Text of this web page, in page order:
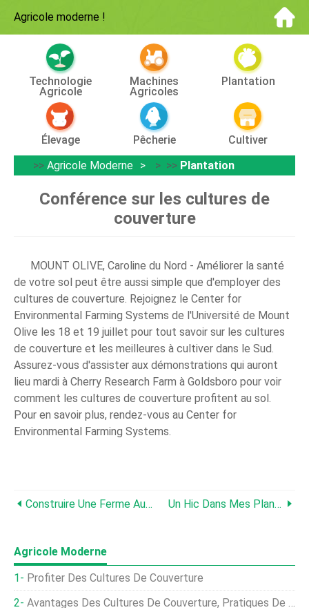
Agricole moderne !
Technologie
Agricole
Machines
Agricoles
Plantation
Élevage Pêcherie
Cultiver
>> Agricole Moderne > >> Plantation
Conférence sur les cultures de
couverture
MOUNT OLIVE, Caroline du Nord - Améliorer la santé
de votre sol peut être aussi simple que d'employer des
cultures de couverture. Rejoignez le Center for
Environmental Farming Systems de l'Université de Mount
Olive les 18 et 19 juillet pour tout savoir sur les cultures
de couverture et les meilleures à cultiver dans le Sud.
Assurez-vous d'assister aux démonstrations qui auront
lieu mardi à Cherry Research Farm à Goldsboro pour voir
comment les cultures de couverture profitent au sol.
Pour en savoir plus, rendez-vous au Center for
Environmental Farming Systems.
Construire Une Ferme Au Kansas Un Hic Dans Mes Plans D'asperges
Agricole Moderne
Profiter Des Cultures De Couverture
Avantages Des Cultures De Couverture, Pratiques De Culture